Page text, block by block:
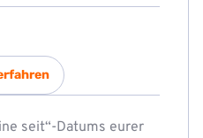
seit“-Datums eurer